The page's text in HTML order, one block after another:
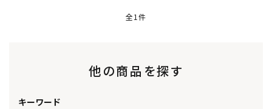
全1件
他の商品を探す
キーワード